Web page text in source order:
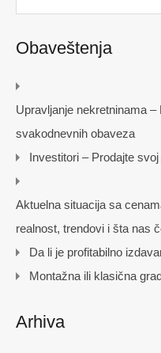
Obaveštenja
Upravljanje nekretninama
svakodnevnih obaveza
Investitori – Prodajte
Aktuelna situacija sa
realnost, trendovi i šta nas
Da li je profitabilno
Montažna ili klasična
Arhiva